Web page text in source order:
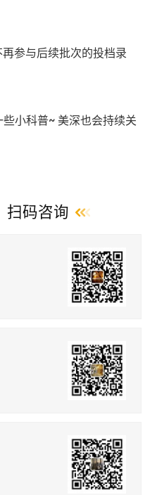
参与后续批次的投档录
小科普~ 美深也会持续关
扫码咨询